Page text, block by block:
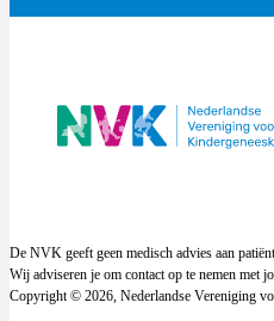
De NVK geeft geen medisch advies aan
Wij adviseren je om contact op te nemen met
Copyright © 2026, Nederlandse Vereniging